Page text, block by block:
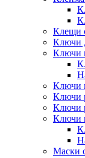
Клещи
Ключи
Ключи
Ключи
Ключи
Ключи
Ключи
Маски